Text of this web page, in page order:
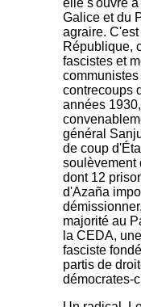
Galice et du
agraire.
République,
fascistes et
contrecoups
années
général
de coup
soulèvement
dont 12
d'Azaña
majorité au
la CEDA,
fasciste
partis de
démocrates-